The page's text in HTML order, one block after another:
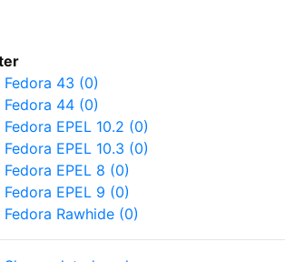
Fedora 43 (0)
Fedora 44 (0)
Fedora EPEL 10.2 (0)
Fedora EPEL 10.3 (0)
Fedora EPEL 8 (0)
Fedora EPEL 9 (0)
Fedora Rawhide (0)